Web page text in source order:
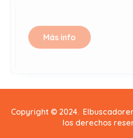
Más info
Copyright © 2024.
los derechos